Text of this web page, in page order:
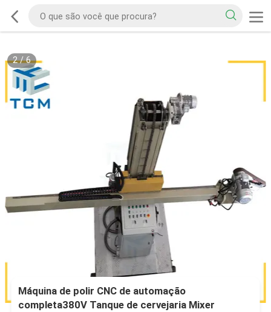
2/6
Máquina de polir CNC de automação
completa380V Tanque de cervejaria Mixer